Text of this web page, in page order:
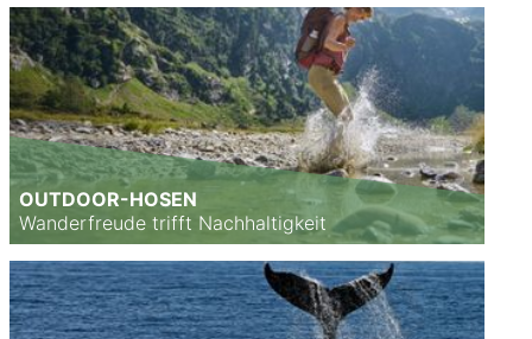
OUTDOOR-HOSEN
Wanderfreude trifft Nachhaltigkeit